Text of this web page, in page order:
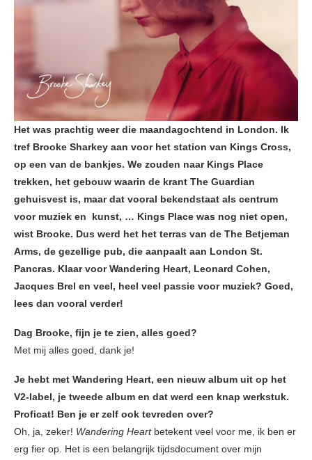
Het was prachtig weer die maandagochtend in London. Ik
tref Brooke Sharkey aan voor het station van Kings Cross,
op een van de bankjes. We zouden naar Kings Place
trekken, het gebouw waarin de krant The Guardian
gehuisvest is, maar dat vooral bekendstaat als centrum
voor muziek en kunst, … Kings Place was nog niet open,
wist Brooke. Dus werd het het terras van de The Betjeman
Arms, de gezellige pub, die aanpaalt aan London St.
Pancras. Klaar voor Wandering Heart, Leonard Cohen,
Jacques Brel en veel, heel veel passie voor muziek? Goed,
lees dan vooral verder!
Dag Brooke, fijn je te zien, alles goed?
Met mij alles goed, dank je!
Je hebt met Wandering Heart, een nieuw album uit op het
V2-label, je tweede album en dat werd een knap werkstuk.
Proficat! Ben je er zelf ook tevreden over?
Oh, ja, zeker! Wandering Heartbetekent veel voor me, ik ben er
erg fier op. Het is een belangrijk tijdsdocument over mijn